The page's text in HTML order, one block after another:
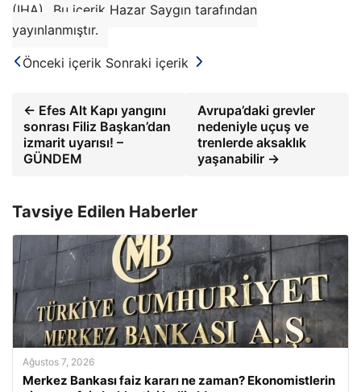
(IHA)
Bu içerik Hazar Saygın tarafından
yayınlanmıştır.
Önceki içerik Sonraki içerik
← Efes Alt Kapı yangını
sonrası Filiz Başkan’dan
izmarit uyarısı! –
GÜNDEM
Avrupa’daki grevler
nedeniyle uçuş ve
trenlerde aksaklık
yaşanabilir →
Tavsiye Edilen Haberler
Ağustos 7, 2026
Merkez Bankası faiz kararı ne zaman? Ekonomistlerin